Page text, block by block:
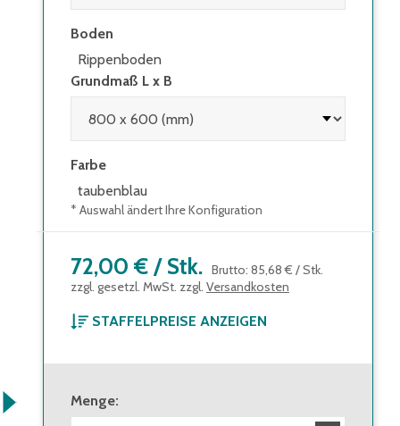
Boden
Rippenboden
Grundmaß L x B
Farbe
taubenblau
* Auswahl ändert Ihre Konfiguration
72,00 € / Stk. Brutto: 85,68 € /Stk.
zzgl. gesetzl. MwSt. zzgl. Versandkosten
STAFFELPREISE ANZEIGEN
ab 40 Stück
Menge: